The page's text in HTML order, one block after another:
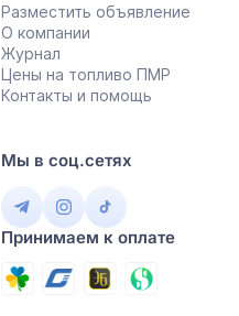
Разместить объявление
О компании
Журнал
Цены на топливо ПМР
Контакты и помощь
Мы в соц.сетях
Принимаем к оплате